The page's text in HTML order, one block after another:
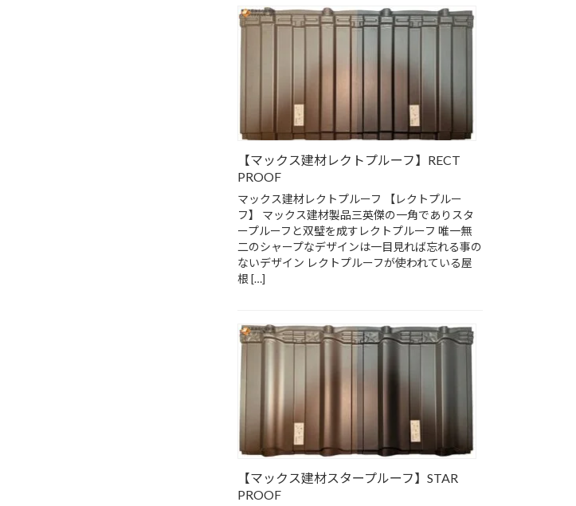
【マックス建材レクトプルーフ】RECT
PROOF
マックス建材レクトプルーフ 【レクトプルー
フ】 マックス建材製品三英傑の一角でありスタ
ープルーフと双璧を成すレクトプルーフ 唯一無
二のシャープなデザインは一目見れば忘れる事の
ないデザイン レクトプルーフが使われている屋
根 […]
【マックス建材スタープルーフ】STAR
PROOF